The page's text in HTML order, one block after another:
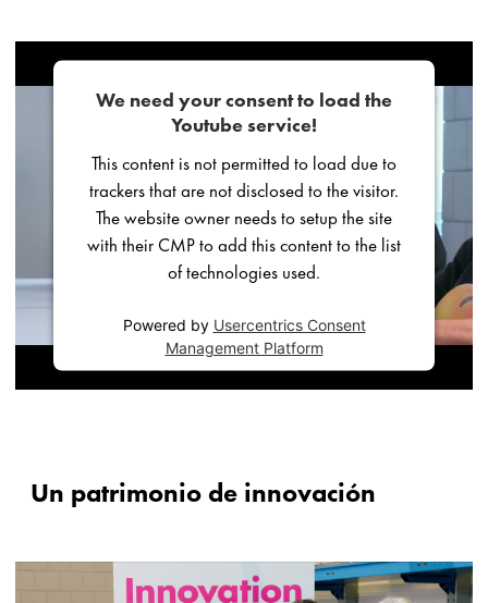
We need your consent to load the
Youtube service!
This content is not permitted to load due to
trackers that are not disclosed to the visitor.
The website owner needs to setup the site
with their CMP to add this content to the list
of technologies used.
Powered by Usercentrics Consent
Management Platform
Un patrimonio de innovación